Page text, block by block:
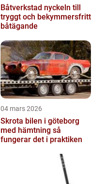
Båtverkstad nyckeln till
tryggt och bekymmersfritt
båtägande
04 mars 2026
Skrota bilen i göteborg
med hämtning så
fungerar det i praktiken